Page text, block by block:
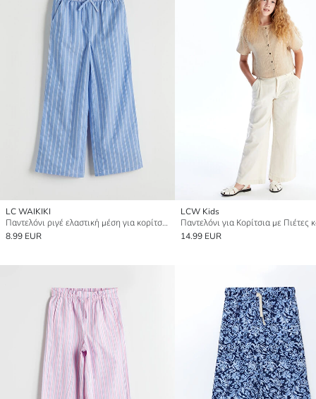
LC WAIKIKI
Παντελόνι ριγέ ελαστική μέση για κορίτσια
8.99 EUR
LCW Kids
14.99 EUR